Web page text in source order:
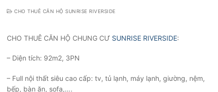
CHO THUÊ CĂN HỘ SUNRISE RIVERSIDE
CHO THUÊ CĂN HỘ CHUNG CƯ SUNRISE RIVERSIDE:
– Diện tích: 92m2, 3PN
– Full nội thất siêu cao cấp: tv, tủ lạnh, máy lạnh, giường, nệm,
bếp, bàn ăn, sofa,….